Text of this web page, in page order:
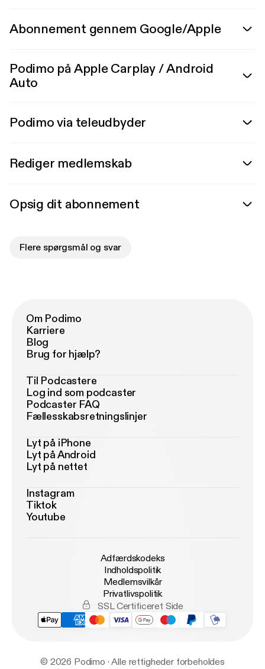
Abonnement gennem Google/Apple
Podimo på Apple Carplay / Android
Auto
Podimo via teleudbyder
Rediger medlemskab
Opsig dit abonnement
Flere spørgsmål og svar
Om Podimo
Karriere
Blog
Brug for hjælp?
Til Podcastere
Log ind som podcaster
Podcaster FAQ
Fællesskabsretningslinjer
Lyt på iPhone
Lyt på Android
Lyt på nettet
Instagram
Tiktok
Youtube
Adfærdskodeks
Indholdspolitik
Medlemsvilkår
Privatlivspolitik
SSL Certificeret Side
© 2026 Podimo · Alle rettigheder forbeholdes